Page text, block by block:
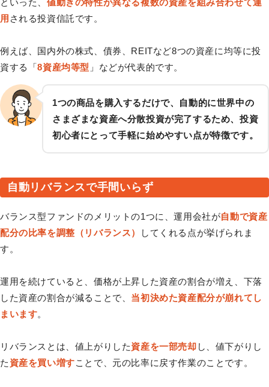
用 される投資信託です。
例えば、国内外の株式、債券、REITなど8つの資産に均等に投
資する「8資産均等型 」などが代表的です。
1つの商品を購入するだけで、自動的に世界中の
さまざまな資産へ分散投資が完了するため、投資
初心者にとって手軽に始めやすい点が特徴です。
自動リバランスで手間いらず
バランス型ファンドのメリットの1つに、運用会社が自動で資産
配分の比率を調整（リバランス）
してくれる点が挙げられま
す。
運用を続けていると、価格が上昇した資産の割合が増え、下落
した資産の割合が減ることで、 当初決めた資産配分が崩れてし
まいます。
リバランスとは、値上がりした資産を一部売却 し、値下がりし
た 資産を買い増すことで、元の比率に戻す作業のことです。